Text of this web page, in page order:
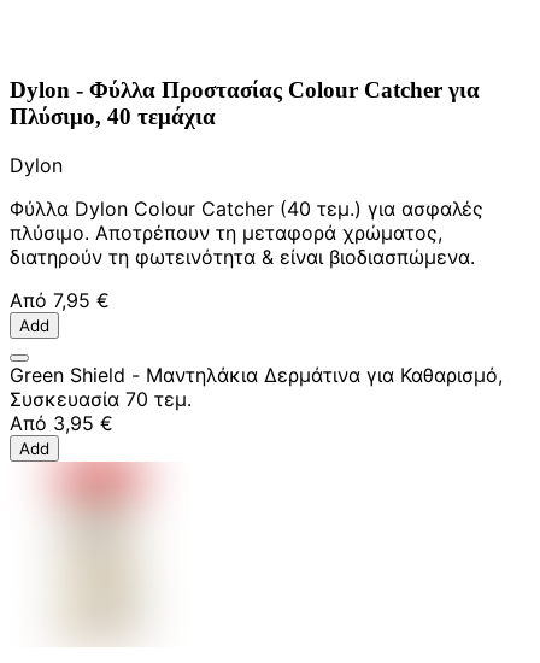
Dylon - Φύλλα Προστασίας Colour Catcher για
Πλύσιμο, 40 τεμάχια
Dylon
Φύλλα Dylon Colour Catcher (40 τεμ.) για ασφαλές
πλύσιμο. Αποτρέπουν τη μεταφορά χρώματος,
διατηρούν τη φωτεινότητα & είναι βιοδιασπώμενα.
Από 7,95 €
Add
Green Shield - Μαντηλάκια Δερμάτινα για Καθαρισμό,
Συσκευασία 70 τεμ.
Από 3,95 €
Add